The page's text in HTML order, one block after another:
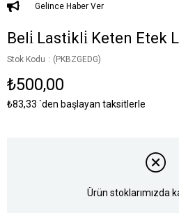
Gelince Haber Ver
Beli̇ Lasti̇kli̇ Keten Etek
Stok Kodu (PKBZGEDG)
₺500,00
₺83,33 `den başlayan taksitlerle
Ürün stoklarımızda